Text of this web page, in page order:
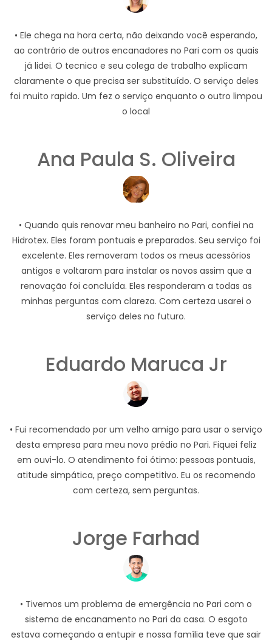
• Ele chega na hora certa, não deixando você esperando,
ao contrário de outros encanadores no Pari com os quais
já lidei. O tecnico e seu colega de trabalho explicam
claramente o que precisa ser substituído. O serviço deles
foi muito rapido. Um fez o serviço enquanto o outro limpou
o local
Ana Paula S. Oliveira
• Quando quis renovar meu banheiro no Pari, confiei na
Hidrotex. Eles foram pontuais e preparados. Seu serviço foi
excelente. Eles removeram todos os meus acessórios
antigos e voltaram para instalar os novos assim que a
renovação foi concluída. Eles responderam a todas as
minhas perguntas com clareza. Com certeza usarei o
serviço deles no futuro.
Eduardo Maruca Jr
• Fui recomendado por um velho amigo para usar o serviço
desta empresa para meu novo prédio no Pari. Fiquei feliz
em ouvi-lo. O atendimento foi ótimo: pessoas pontuais,
atitude simpática, preço competitivo. Eu os recomendo
com certeza, sem perguntas.
Jorge Farhad
• Tivemos um problema de emergência no Pari com o
sistema de encanamento no Pari da casa. O esgoto
estava começando a entupir e nossa família teve que sair